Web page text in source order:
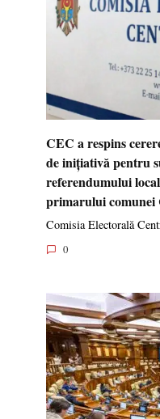
CEC a respins
de inițiativă pentru
referendumului
primarului comunei
Comisia Electorală
0